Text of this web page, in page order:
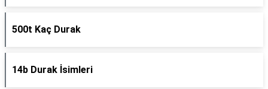
500t Kaç Durak
14b Durak İsimleri